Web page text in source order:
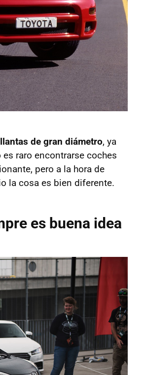
de gran diámetro, ya
raro encontrarse coches
pero a la hora de
la cosa es bien diferente.
es buena idea